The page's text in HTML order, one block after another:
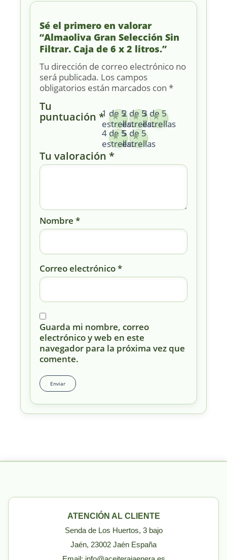
Sé el primero en valorar
“Almaoliva Gran Selección Sin
Filtrar. Caja de 6 x 2 litros.”
Tu dirección de correo electrónico no
será publicada. Los campos
obligatorios están marcados con *
Tu
puntuación *1 de 5
estrellas
2 de 5
estrellas
3 de 5
estrellas
4 de 5
estrellas
5 de 5
estrellas
Tu valoración *
Nombre *
Correo electrónico*
Guarda mi nombre, correo
electrónico y web en este
navegador para la próxima vez que
comente.
ATENCIÓN AL CLIENTE
Senda de Los Huertos, 3 bajo
Jaén, 23002 Jaén España